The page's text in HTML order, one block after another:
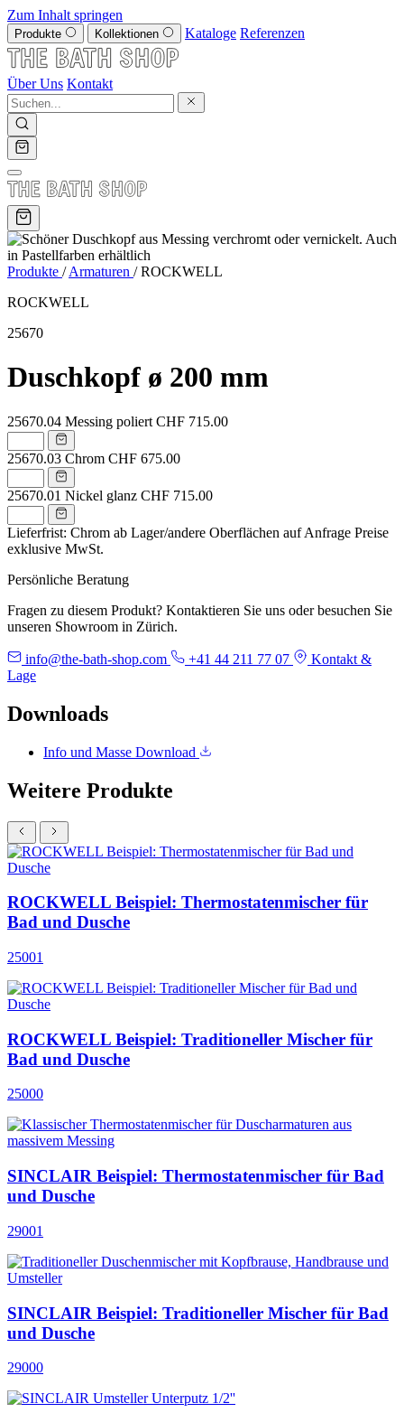
Zum Inhalt springen
Produkte Kollektionen Kataloge Referenzen
Über Uns Kontakt
Produkte / Armaturen / ROCKWELL
ROCKWELL
25670
Duschkopf ø 200 mm
25670.04 Messing poliert CHF 715.00
25670.03 Chrom CHF 675.00
25670.01 Nickel glanz CHF 715.00
Lieferfrist: Chrom ab Lager/andere Oberflächen auf Anfrage Preise
exklusive MwSt.
Persönliche Beratung
Fragen zu diesem Produkt? Kontaktieren Sie uns oder besuchen Sie
unseren Showroom in Zürich.
info@the-bath-shop.com +41 44 211 77 07
Kontakt &
Lage
Downloads
Info und Masse Download
Weitere Produkte
ROCKWELL Beispiel: Thermostatenmischer für
Bad und Dusche
25001
ROCKWELL Beispiel: Traditioneller Mischer für
Bad und Dusche
25000
SINCLAIR Beispiel: Thermostatenmischer für Bad
und Dusche
29001
SINCLAIR Beispiel: Traditioneller Mischer für Bad
und Dusche
29000